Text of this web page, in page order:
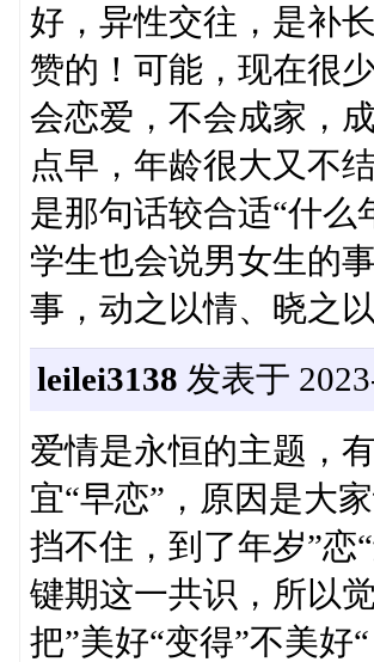
好，异性交往，是补
赞的！可能，现在很
会恋爱，不会成家，
点早，年龄很大又不
是那句话较合适“什
学生也会说男女生的
事，动之以情、晓之
leilei3138 发表于
爱情是永恒的主题，
宜“早恋”，原因是大
挡不住，到了年岁”恋
键期这一共识，所以
把”美好“变得”不美好